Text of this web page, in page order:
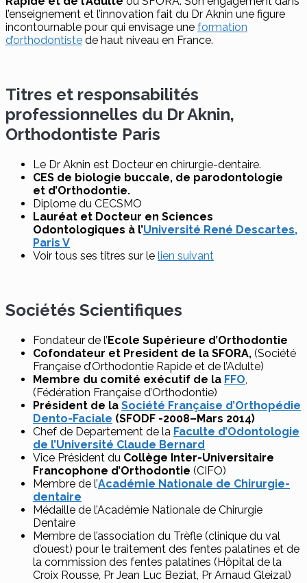
l’enseignement et l’innovation fait du Dr Aknin une figure
incontournable pour qui envisage une formation
d’orthodontiste de haut niveau en France.
Titres et responsabilités
professionnelles du Dr Aknin,
Orthodontiste Paris
Le Dr Aknin est Docteur en chirurgie-dentaire.
CES de biologie buccale, de parodontologie
et d’Orthodontie.
Diplome du CECSMO
Lauréat et Docteur en Sciences
Odontologiques à l’Université René Descartes,
Paris V
Voir tous ses titres sur le lien suivant
Sociétés Scientifiques
Fondateur de l’Ecole Supérieure d’Orthodontie
Cofondateur et President de la SFORA, (Société
Française d’Orthodontie Rapide et de l’Adulte)
Membre du comité exécutif de la FFO,
(Fédération Française d’Orthodontie)
Président de la Société Française d’Orthopédie
Dento-Faciale (SFODF -2008–Mars 2014)
Chef de Departement de la Faculte d’Odontologie
de l’Université Claude Bernard
Vice Président du Collège Inter-Universitaire
Francophone d’Orthodontie (CIFO)
Membre de l’Académie Nationale de Chirurgie-
dentaire
Médaille de l’Académie Nationale de Chirurgie
Dentaire
Membre de l’association du Trèfle (clinique du val
d’ouest) pour le traitement des fentes palatines et de
la commission des fentes palatines (Hôpital de la
Croix Rousse, Pr Jean Luc Beziat, Pr Arnaud Gleizal)